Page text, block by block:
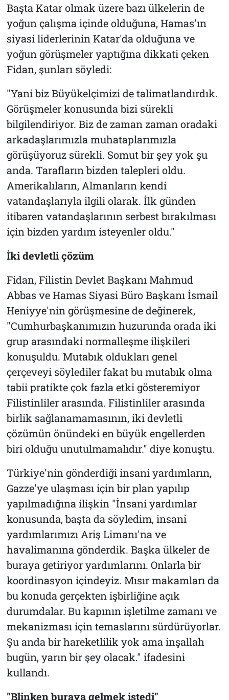
Başta Katar olmak üzere bazı ülkelerin de
yoğun çalışma içinde olduğuna, Hamas'ın
siyasi liderlerinin Katar'da olduğuna ve
yoğun görüşmeler yaptığına dikkati çeken
Fidan, şunları söyledi:
"Yani biz Büyükelçimizi de talimatlandırdık.
Görüşmeler konusunda bizi sürekli
bilgilendiriyor. Biz de zaman zaman oradaki
arkadaşlarımızla muhataplarımızla
görüşüyoruz sürekli. Somut bir şey yok şu
anda. Tarafların bizden talepleri oldu.
Amerikalıların, Almanların kendi
vatandaşlarıyla ilgili olarak. İlk günden
itibaren vatandaşlarının serbest bırakılması
için bizden yardım isteyenler oldu."
İki devletli çözüm
Fidan, Filistin Devlet Başkanı Mahmud
Abbas ve Hamas Siyasi Büro Başkanı İsmail
Heniyye'nin görüşmesine de değinerek,
"Cumhurbaşkanımızın huzurunda orada iki
grup arasındaki normalleşme ilişkileri
konuşuldu. Mutabık oldukları genel
çerçeveyi söylediler fakat bu mutabık olma
tabii pratikte çok fazla etki gösteremiyor
Filistinliler arasında. Filistinliler arasında
birlik sağlanamamasının, iki devletli
çözümün önündeki en büyük engellerden
biri olduğu unutulmamalıdır." diye konuştu.
Türkiye'nin gönderdiği insani yardımların,
Gazze'ye ulaşması için bir plan yapılıp
yapılmadığına ilişkin "İnsani yardımlar
konusunda, başta da söyledim, insani
yardımlarımızı Ariş Limanı'na ve
havalimanına gönderdik. Başka ülkeler de
buraya getiriyor yardımlarını. Onlarla bir
koordinasyon içindeyiz. Mısır makamları da
bu konuda gerçekten işbirliğine açık
durumdalar. Bu kapının işletilme zamanı ve
mekanizması için temaslarını sürdürüyorlar.
Şu anda bir hareketlilik yok ama inşallah
bugün, yarın bir şey olacak." ifadesini
kullandı.
"Blinken buraya gelmek istedi"